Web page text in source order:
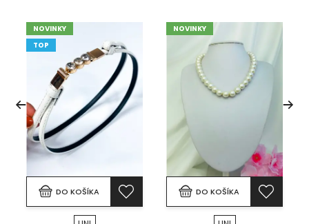
NOVINKY
TOP
DO KOŠÍKA
NOVINKY
DO KOŠÍKA